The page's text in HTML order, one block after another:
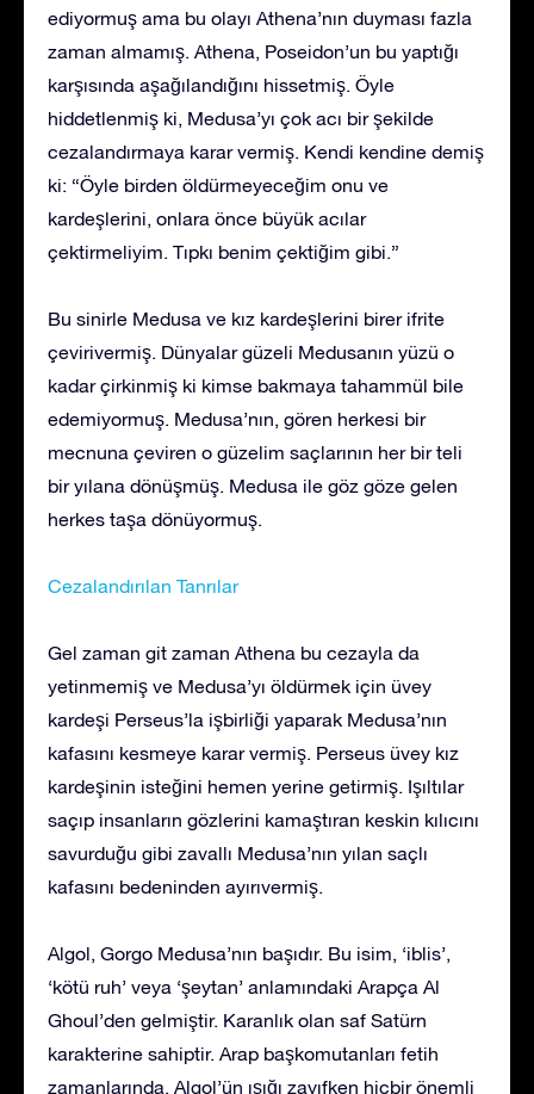
ediyormuş ama bu olayı Athena’nın duyması fazla
zaman almamış. Athena, Poseidon’un bu yaptığı
karşısında aşağılandığını hissetmiş. Öyle
hiddetlenmiş ki, Medusa’yı çok acı bir şekilde
cezalandırmaya karar vermiş. Kendi kendine demiş
ki: “Öyle birden öldürmeyeceğim onu ve
kardeşlerini, onlara önce büyük acılar
çektirmeliyim. Tıpkı benim çektiğim gibi.”
Bu sinirle Medusa ve kız kardeşlerini birer ifrite
çevirivermiş. Dünyalar güzeli Medusanın yüzü o
kadar çirkinmiş ki kimse bakmaya tahammül bile
edemiyormuş. Medusa’nın, gören herkesi bir
mecnuna çeviren o güzelim saçlarının her bir teli
bir yılana dönüşmüş. Medusa ile göz göze gelen
herkes taşa dönüyormuş.
Cezalandırılan Tanrılar
Gel zaman git zaman Athena bu cezayla da
yetinmemiş ve Medusa’yı öldürmek için üvey
kardeşi Perseus’la işbirliği yaparak Medusa’nın
kafasını kesmeye karar vermiş. Perseus üvey kız
kardeşinin isteğini hemen yerine getirmiş. Işıltılar
saçıp insanların gözlerini kamaştıran keskin kılıcını
savurduğu gibi zavallı Medusa’nın yılan saçlı
kafasını bedeninden ayırıvermiş.
Algol, Gorgo Medusa’nın başıdır. Bu isim, ‘iblis’,
‘kötü ruh’ veya ‘şeytan’ anlamındaki Arapça Al
Ghoul’den gelmiştir. Karanlık olan saf Satürn
karakterine sahiptir. Arap başkomutanları fetih
zamanlarında, Algol’ün ışığı zayıfken hiçbir önemli